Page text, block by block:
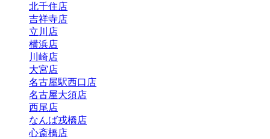
北千住店
吉祥寺店
立川店
横浜店
川崎店
大宮店
名古屋駅西口店
名古屋大須店
西尾店
なんば戎橋店
心斎橋店